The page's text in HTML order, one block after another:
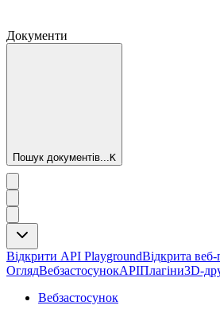
Документи
Пошук документів...K
Відкрити API PlaygroundВідкрита
ОглядВебзастосунокAPIПлагіни3D-
Вебзастосунок